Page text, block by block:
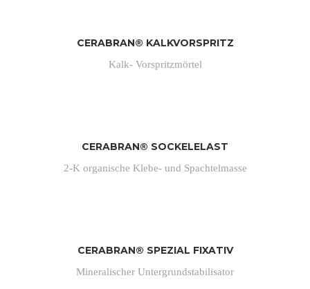
CERABRAN® KALKVORSPRITZ
Kalk- Vorspritzmörtel
CERABRAN® SOCKELELAST
2-K organische Klebe- und Spachtelmasse
CERABRAN® SPEZIAL FIXATIV
Mineralischer Untergrundstabilisator